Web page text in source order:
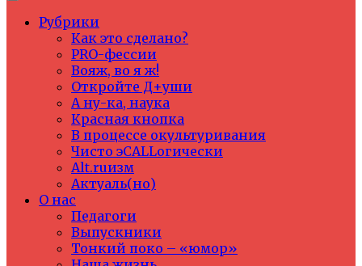
Рубрики
Как это сделано?
PRO-фессии
Вояж, во я ж!
Откройте Д+уши
А ну-ка, наука
Красная кнопка
В процессе окультуривания
Чисто эCALLогически
Alt.ruизм
Актуаль(но)
О нас
Педагоги
Выпускники
Тонкий поко – «юмор»